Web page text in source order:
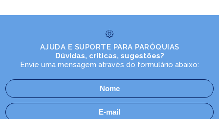
AJUDA E SUPORTE PARA PARÓQUIAS
Dúvidas, críticas, sugestões?
Envie uma mensagem através do formulário abaixo: